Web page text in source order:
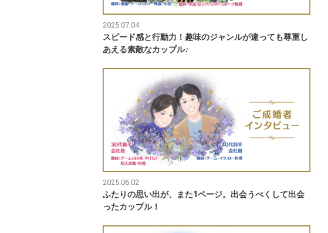
2025.07.04
スピード感と行動力！趣味のジャンルが違っても尊重し
あえる素敵なカップル♪
2025.06.02
ふたりの思い出が、また1ページ。出会うべくして出会
ったカップル！